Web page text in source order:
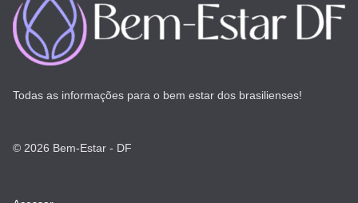
Todas as informações para o bem estar dos brasilienses!
© 2026 Bem-Estar - DF